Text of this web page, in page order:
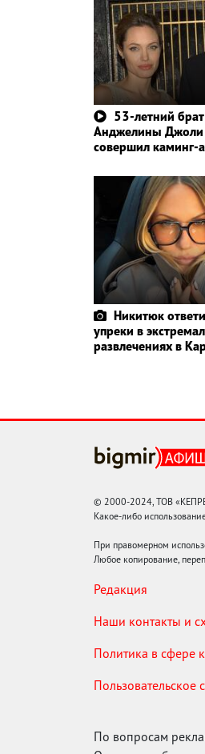
53-летний брат
Анджелины Джоли
совершил каминг-
Никитюк
упреки в
развлечениях в
© 2000-2024, ТОВ
Какое-либо
При правомерном
Любое копирование,
Редакция
Наши контакты и
Политика в сфере
Пользовательское
По вопросам